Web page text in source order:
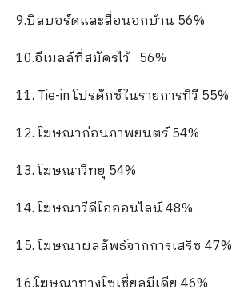
9.บิลบอร์ดและสื่อนอกบ้าน 56%
10.อีเมลล์ที่สมัครไว้ 56%
11. Tie-in โปรดักซ์ในรายการทีวี 55%
12. โฆษณาก่อนภาพยนตร์ 54%
13. โฆษณาวิทยุ 54%
14. โฆษณาวีดีโอออนไลน์ 48%
15. โฆษณาผลลัพธ์จากการเสริซ 47%
16.โฆษณาทางโซเซี่ยลมีเดีย 46%